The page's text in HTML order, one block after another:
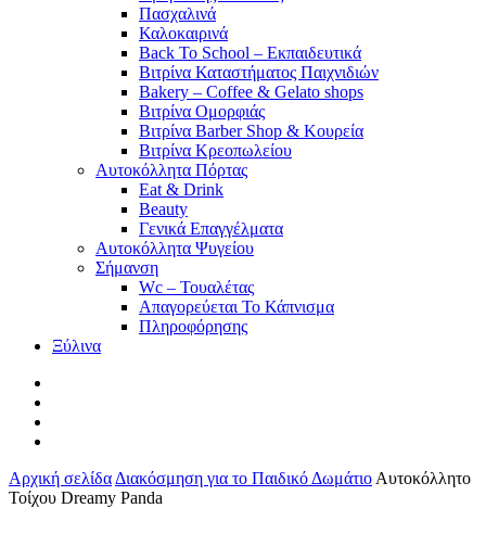
Πασχαλινά
Καλοκαιρινά
Back To School – Εκπαιδευτικά
Βιτρίνα Καταστήματος Παιχνιδιών
Bakery – Coffee & Gelato shops
Βιτρίνα Ομορφιάς
Βιτρίνα Barber Shop & Κουρεία
Βιτρίνα Κρεοπωλείου
Αυτοκόλλητα Πόρτας
Eat & Drink
Beauty
Γενικά Επαγγέλματα
Αυτοκόλλητα Ψυγείου
Σήμανση
Wc – Τουαλέτας
Απαγορεύεται Το Κάπνισμα
Πληροφόρησης
Ξύλινα
Αρχική σελίδα Διακόσμηση για το Παιδικό Δωμάτιο Αυτοκόλλητο
Τοίχου Dreamy Panda